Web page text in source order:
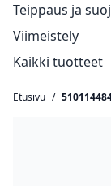
Teippaus ja
Viimeistely
Kaikki tuotteet
Etusivu /